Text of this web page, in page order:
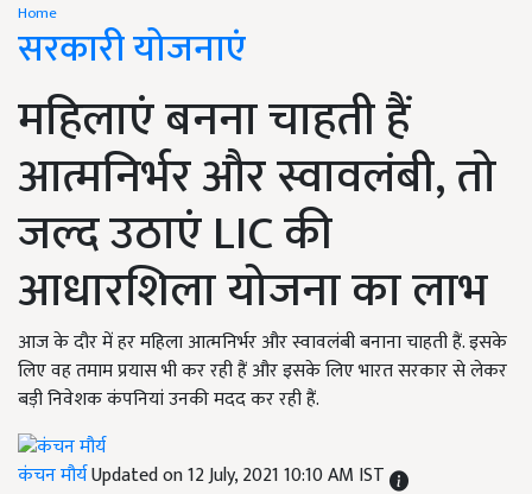
Home
सरकारी योजनाएं
महिलाएं बनना चाहती हैं
आत्मनिर्भर और स्वावलंबी, तो
जल्द उठाएं LIC की
आधारशिला योजना का लाभ
आज के दौर में हर महिला आत्मनिर्भर और स्वावलंबी बनाना चाहती हैं. इसके
लिए वह तमाम प्रयास भी कर रही हैं और इसके लिए भारत सरकार से लेकर
बड़ी निवेशक कंपनियां उनकी मदद कर रही हैं.
कंचन मौर्यUpdated on 12 July, 2021 10:10 AM IST